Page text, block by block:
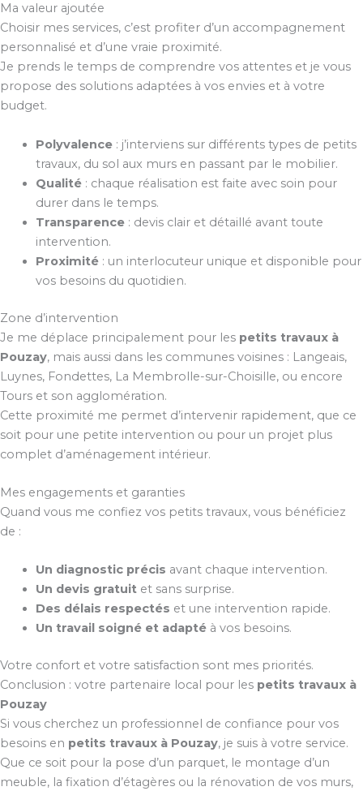
Ma valeur ajoutée
Choisir mes services, c’est profiter d’un accompagnement
personnalisé et d’une vraie proximité.
Je prends le temps de comprendre vos attentes et je vous
propose des solutions adaptées à vos envies et à votre
budget.
Polyvalence: j’interviens sur différents types de petits
travaux, du sol aux murs en passant par le mobilier.
Qualité: chaque réalisation est faite avec soin pour
durer dans le temps.
Transparence: devis clair et détaillé avant toute
intervention.
Proximité: un interlocuteur unique et disponible pour
vos besoins du quotidien.
Zone d’intervention
Je me déplace principalement pour les petits travaux à
Pouzay, mais aussi dans les communes voisines : Langeais,
Luynes, Fondettes, La Membrolle-sur-Choisille, ou encore
Tours et son agglomération.
Cette proximité me permet d’intervenir rapidement, que ce
soit pour une petite intervention ou pour un projet plus
complet d’aménagement intérieur.
Mes engagements et garanties
Quand vous me confiez vos petits travaux, vous bénéficiez
de :
Un diagnostic précis avant chaque intervention.
Un devis gratuitet sans surprise.
Des délais respectés et une intervention rapide.
Un travail soigné et adaptéà vos besoins.
Votre confort et votre satisfaction sont mes priorités.
Conclusion : votre partenaire local pour les petits travaux à
Pouzay
Si vous cherchez un professionnel de confiance pour vos
besoins en petits travaux à Pouzay, je suis à votre service.
Que ce soit pour la pose d’un parquet, le montage d’un
meuble, la fixation d’étagères ou la rénovation de vos murs,